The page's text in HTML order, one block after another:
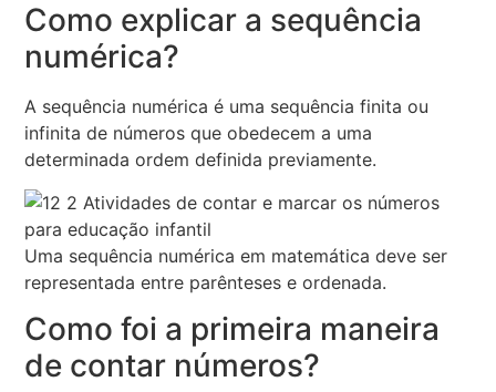
Como explicar a sequência
numérica?
A sequência numérica é uma sequência finita ou
infinita de números que obedecem a uma
determinada ordem definida previamente.
Uma sequência numérica em matemática deve ser
representada entre parênteses e ordenada.
Como foi a primeira maneira
de contar números?